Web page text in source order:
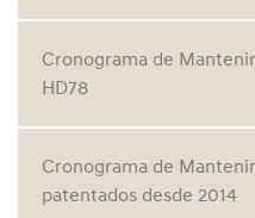
Cronograma de
HD78
Cronograma de
patentados desde 2014